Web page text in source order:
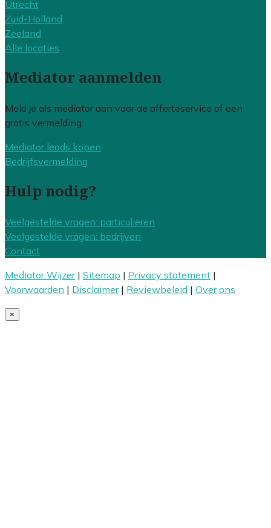
Utrecht
Zuid-Holland
Zeeland
Alle locaties
Mediator aanmelden
Meld je als mediator aan voor de offerteservice of een
gratis vermelding.
Mediator leads kopen
Bedrijfsvermelding
Hulp nodig?
Veelgestelde vragen: particulieren
Veelgestelde vragen: bedrijven
Contact
Mediator Wijzer| Sitemap | Privacy statement |
Voorwaarden | Disclaimer| Reviewbeleid | Over ons
×